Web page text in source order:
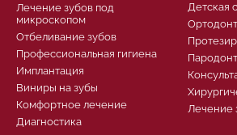
Лечение зубов под
микроскопом
Отбеливание зубов
Профессиональная гигиена
Имплантация
Виниры на зубы
Комфортное лечение
Диагностика
Детская
Лечение